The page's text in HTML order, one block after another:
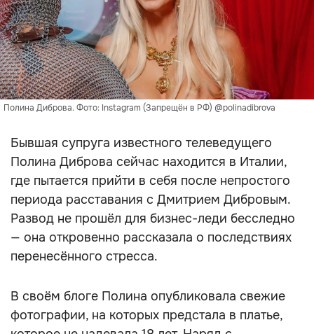
Полина Диброва. Фото: Instagram (Запрещён в РФ) @polinadibrova
Бывшая супруга известного телеведущего
Полина Диброва сейчас находится в Италии,
где пытается прийти в себя после непростого
периода расставания с Дмитрием Дибровым.
Развод не прошёл для бизнес-леди бесследно
— она откровенно рассказала о последствиях
перенесённого стресса.
В своём блоге Полина опубликовала свежие
фотографии, на которых предстала в платье,